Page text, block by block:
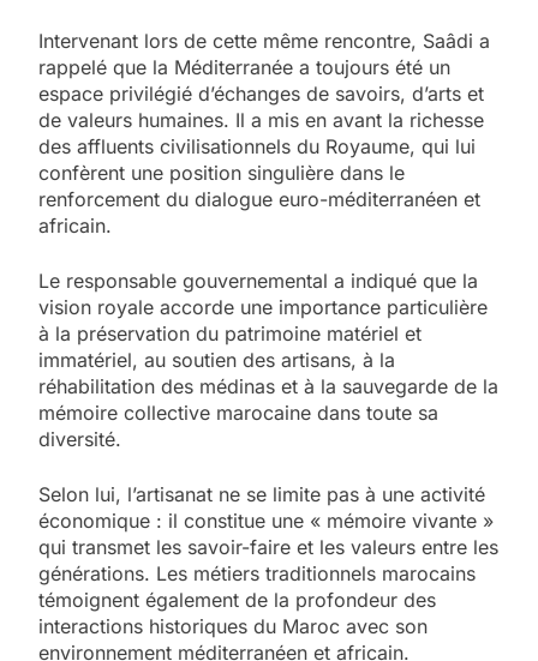
Intervenant lors de cette même rencontre, Saâdi a
rappelé que la Méditerranée a toujours été un
espace privilégié d’échanges de savoirs, d’arts et
de valeurs humaines. Il a mis en avant la richesse
des affluents civilisationnels du Royaume, qui lui
confèrent une position singulière dans le
renforcement du dialogue euro-méditerranéen et
africain.
Le responsable gouvernemental a indiqué que la
vision royale accorde une importance particulière
à la préservation du patrimoine matériel et
immatériel, au soutien des artisans, à la
réhabilitation des médinas et à la sauvegarde de la
mémoire collective marocaine dans toute sa
diversité.
Selon lui, l’artisanat ne se limite pas à une activité
économique : il constitue une « mémoire vivante »
qui transmet les savoir-faire et les valeurs entre les
générations. Les métiers traditionnels marocains
témoignent également de la profondeur des
interactions historiques du Maroc avec son
environnement méditerranéen et africain.